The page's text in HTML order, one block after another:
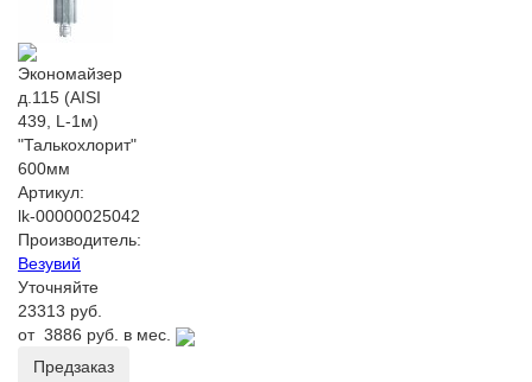
Артикул:
lk-00000025042
Производитель:
Везувий
Уточняйте
23313 руб.
от 3886 руб. в мес.
Предзаказ